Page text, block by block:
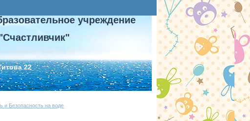
учреждение
22
и Безопасность на воде